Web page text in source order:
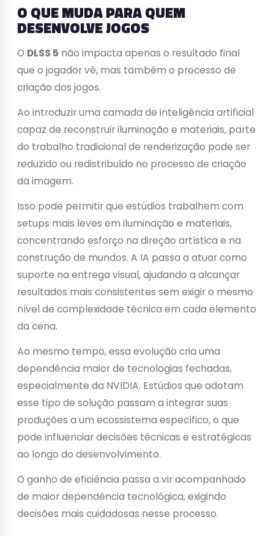
O QUE MUDA PARA QUEM
DESENVOLVE JOGOS
O DLSS 5 não impacta apenas o resultado final
que o jogador vê, mas também o processo de
criação dos jogos.
Ao introduzir uma camada de inteligência artificial
capaz de reconstruir iluminação e materiais, parte
do trabalho tradicional de renderização pode ser
reduzido ou redistribuído no processo de criação
da imagem.
Isso pode permitir que estúdios trabalhem com
setups mais leves em iluminação e materiais,
concentrando esforço na direção artística e na
construção de mundos. A IA passa a atuar como
suporte na entrega visual, ajudando a alcançar
resultados mais consistentes sem exigir o mesmo
nível de complexidade técnica em cada elemento
da cena.
Ao mesmo tempo, essa evolução cria uma
dependência maior de tecnologias fechadas,
especialmente da NVIDIA. Estúdios que adotam
esse tipo de solução passam a integrar suas
produções a um ecossistema específico, o que
pode influenciar decisões técnicas e estratégicas
ao longo do desenvolvimento.
O ganho de eficiência passa a vir acompanhado
de maior dependência tecnológica, exigindo
decisões mais cuidadosas nesse processo.